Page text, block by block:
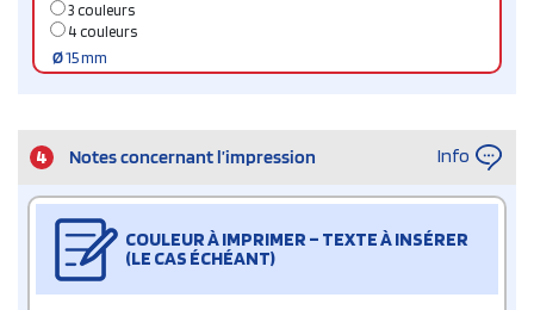
3 couleurs
4 couleurs
Ø15 mm
4 Notes concernant l’impression Info
COULEUR À IMPRIMER – TEXTE À INSÉRER
(LE CAS ÉCHÉANT)